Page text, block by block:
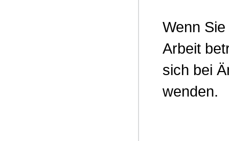
Wenn
Arbeit
sich bei
wenden.